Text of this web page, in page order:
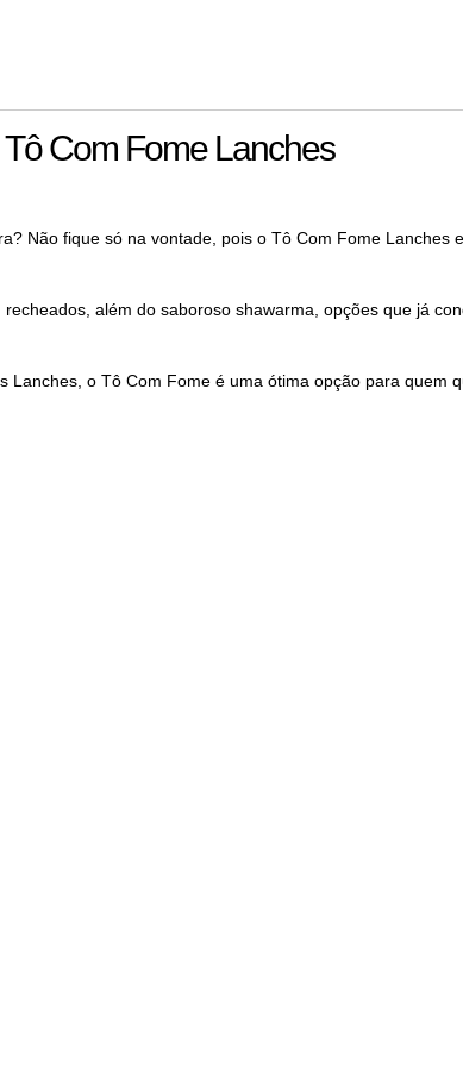
Com Fome Lanches
Não fique só na vontade, pois o Tô Com Fome Lanches
além do saboroso shawarma, opções que já
Lanches, o Tô Com Fome é uma ótima opção para quem